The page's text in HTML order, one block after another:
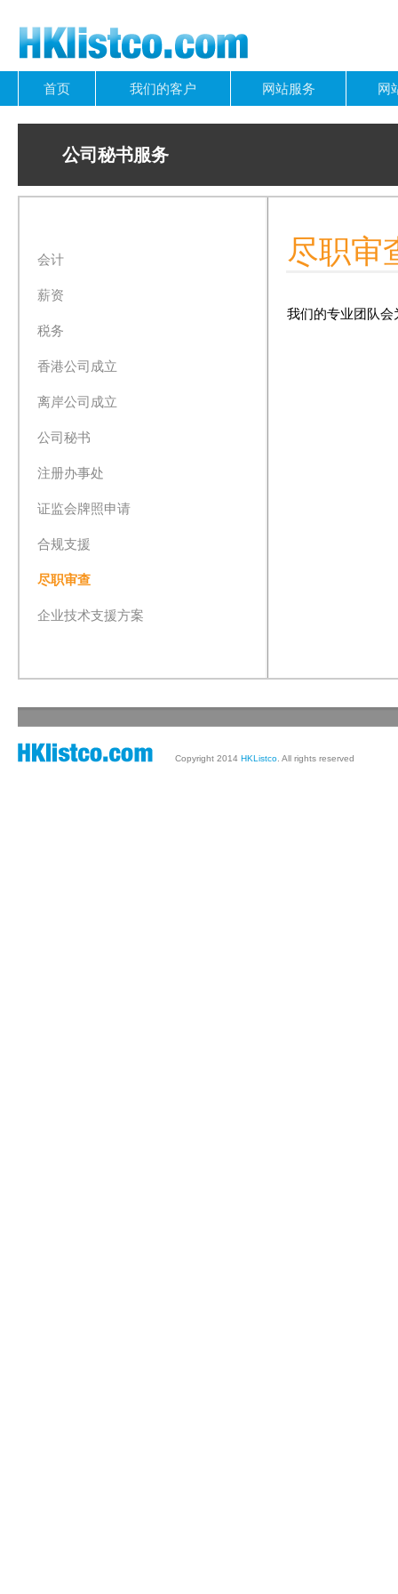
首页 我们的客户 网站服务 网
公司秘书服务
会计
薪资
税务
香港公司成立
离岸公司成立
公司秘书
注册办事处
证监会牌照申请
合规支援
尽职审查
企业技术支援方案
尽职审
我们的专业团队
Copyright 2014 HKListco . All rights reserved